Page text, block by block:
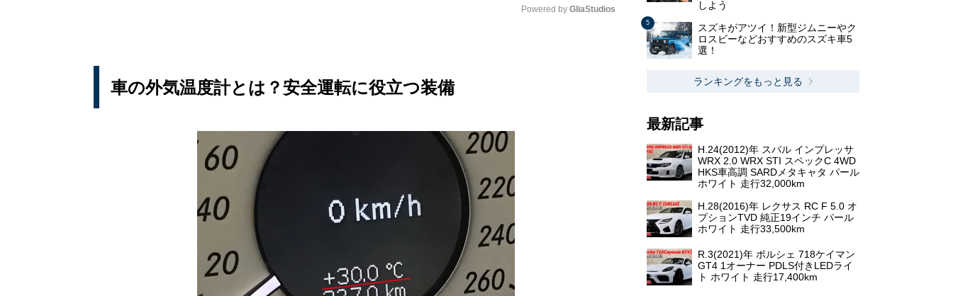
Powered by GliaStudios
車の外気温度計とは？安全運転に役立つ装備
しよう
スズキがアツイ！新型ジムニーやク
ロスビーなどおすすめのスズキ車5
選！
ランキングをもっと見る
最新記事
H.24(2012)年 スバル インプレッサ
WRX 2.0 WRX STI スペックC 4WD
HKS車高調 SARDメタキャタ パール
ホワイト 走行32,000km
H.28(2016)年 レクサス RC F 5.0 オ
プションTVD 純正19インチ パール
ホワイト 走行33,500km
R.3(2021)年 ポルシェ 718ケイマン
GT4 1オーナー PDLS付きLEDライ
ト ホワイト 走行17,400km